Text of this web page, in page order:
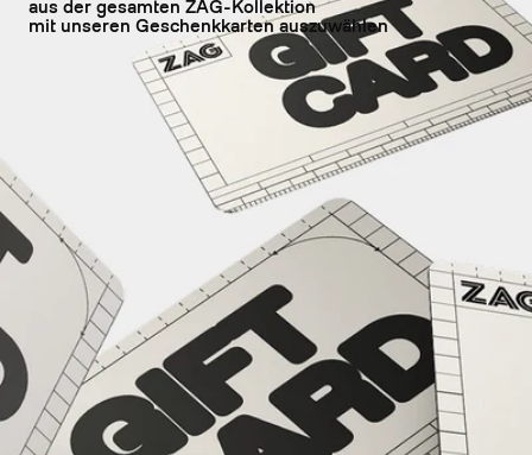
aus der gesamten ZAG-Kollektion
mit unseren Geschenkkarten auszuwählen